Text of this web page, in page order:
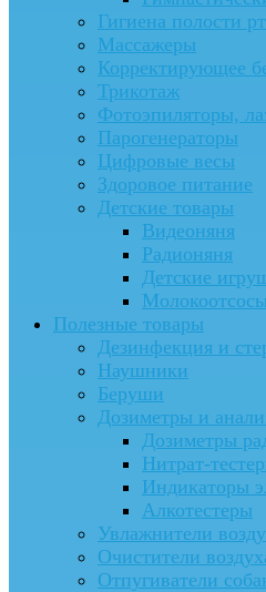
Гигиена полости
Массажеры
Корректирующее
Трикотаж
Фотоэпиляторы,
Парогенераторы
Цифровые весы
Здоровое питание
Детские товары
Видеоняня
Радионяня
Детские
Молокоотсосы
Полезные товары
Дезинфекция и
Наушники
Беруши
Дозиметры и
Дозиметры
Нитрат-
Индикаторы
Алкотестеры
Увлажнители
Очистители
Отпугиватели